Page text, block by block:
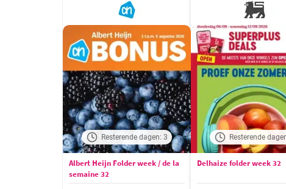
Resterende dagen: 3
Albert Heijn Folder week / de la
semaine 32
Resterende
Delhaize folder week 32